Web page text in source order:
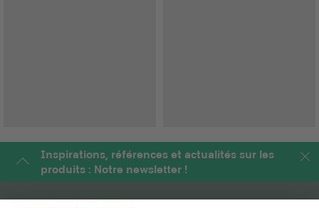
Inspirations, références et actualités sur les
produits : Notre newsletter !